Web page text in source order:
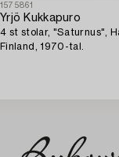
1575861
Yrjö Kukkapuro
4 st stolar, "Saturnus",
Finland, 1970-tal.